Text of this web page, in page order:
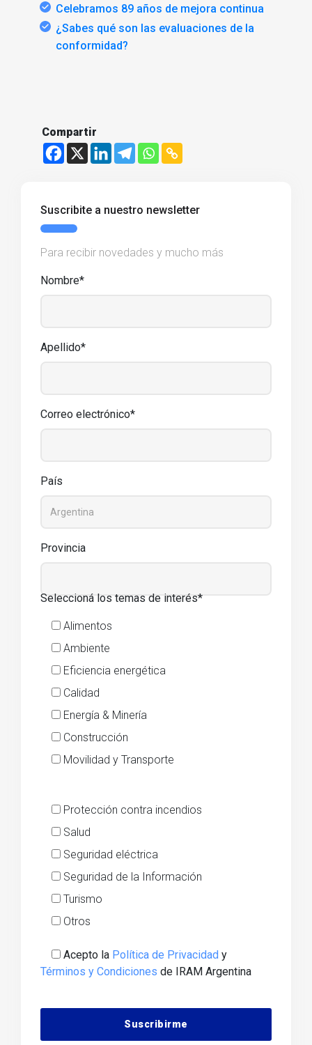
Celebramos 89 años de mejora continua
¿Sabes qué son las evaluaciones de la
conformidad?
Compartir
Suscribite a nuestro newsletter
Para recibir novedades y mucho más
Nombre*
Apellido*
Correo electrónico*
País
Provincia
Seleccioná los temas de interés*
Alimentos
Ambiente
Eficiencia energética
Calidad
Energía & Minería
Construcción
Movilidad y Transporte
Protección contra incendios
Salud
Seguridad eléctrica
Seguridad de la Información
Turismo
Otros
Acepto la Política de Privacidad y
Términos y Condiciones de IRAM Argentina